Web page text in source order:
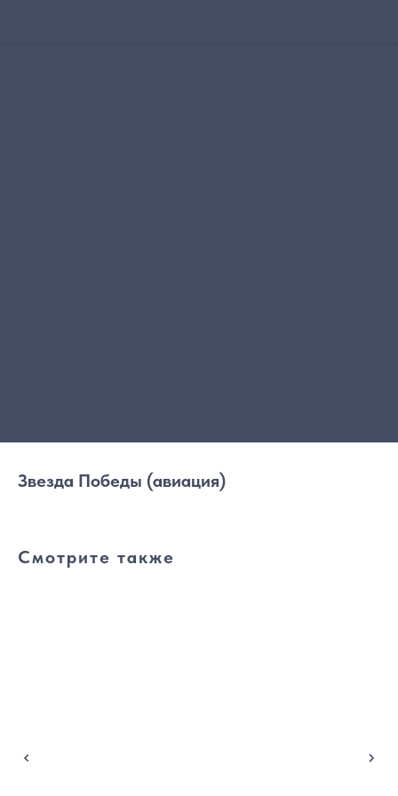
Звезда Победы (авиация)
Смотрите также